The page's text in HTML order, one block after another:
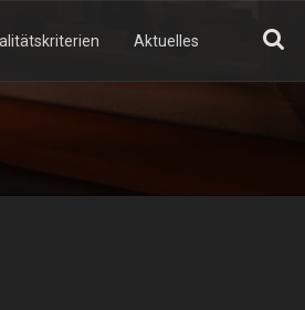
Aktuelles